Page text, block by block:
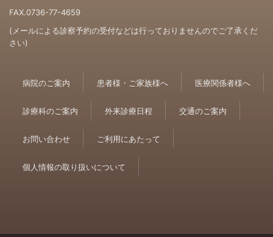
FAX.0736-77-4659
(メールによる診察予約の受付などは行っておりませんのでご了承くだ
さい)
病院のご案内 患者様・ご家族様へ 医療関係者様へ
診療科のご案内 外来診療日程 交通のご案内
お問い合わせ ご利用にあたって
個人情報の取り扱いについて